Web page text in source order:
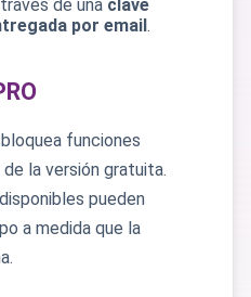
de una clave
por email.
funciones
la versión gratuita.
pueden
a medida que la